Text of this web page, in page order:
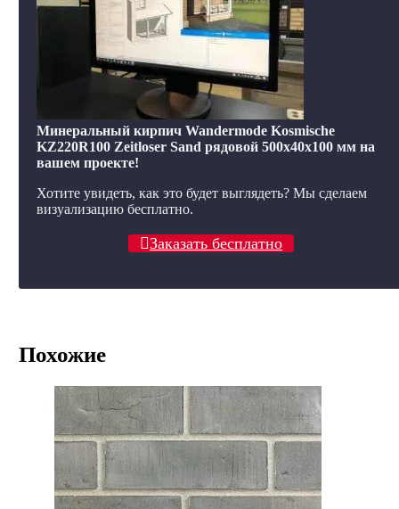
Минеральный кирпич Wandermode Kosmische
KZ220R100 Zeitloser Sand рядовой 500x40x100 мм на
вашем проекте!
Хотите увидеть, как это будет выглядеть? Мы сделаем
визуализацию бесплатно.
Заказать бесплатно
Похожие